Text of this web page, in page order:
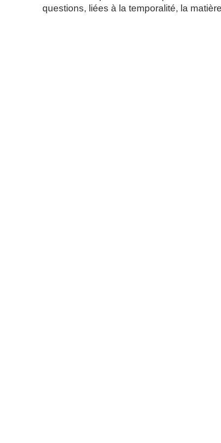
questions, liées à la temporalité, la